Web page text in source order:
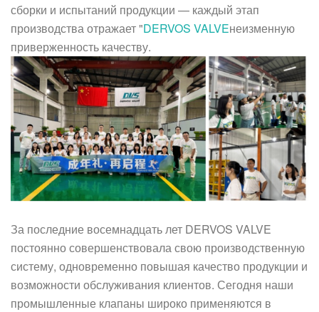
сборки и испытаний продукции — каждый этап
производства отражает "DERVOS VALVEнеизменную
приверженность качеству.
За последние восемнадцать лет DERVOS VALVE
постоянно совершенствовала свою производственную
систему, одновременно повышая качество продукции и
возможности обслуживания клиентов. Сегодня наши
промышленные клапаны широко применяются в